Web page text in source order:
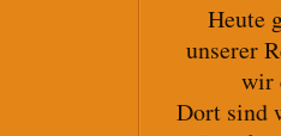
Heute
unserer
wir
Dort sind